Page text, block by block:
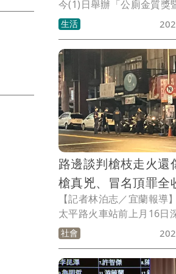
今(1)日舉辦「公廁金質獎
證」頒獎典禮，一共有
名，透過委員預警式評比
檢，共表揚64個金質獎得
續公廁獎、20位金質績優
13個公廁獲得特優場所認
廁齡超過48年的積穗加油
員林宗鴻雖患小兒痲痺，
護態度令人稱許。
生活
路邊談判槍枝走火
槍真兇、冒名頂罪全
【記者林泊志／宜蘭報導
太平路火車站前上月16日
槍擊，兩派人馬10多人因
突相約談判，卻槍枝走火
捲門後的蕭姓男子無辜中
社會